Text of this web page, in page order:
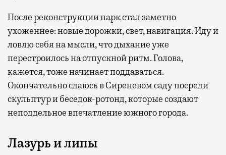
После реконструкции парк стал заметно
ухоженнее: новые дорожки, свет, навигация. Иду и
ловлю себя на мысли, что дыхание уже
перестроилось на отпускной ритм. Голова,
кажется, тоже начинает поддаваться.
Окончательно сдаюсь в Сиреневом саду посреди
скульптур и беседок-ротонд, которые создают
неподдельное впечатление южного города.
Лазурь и липы